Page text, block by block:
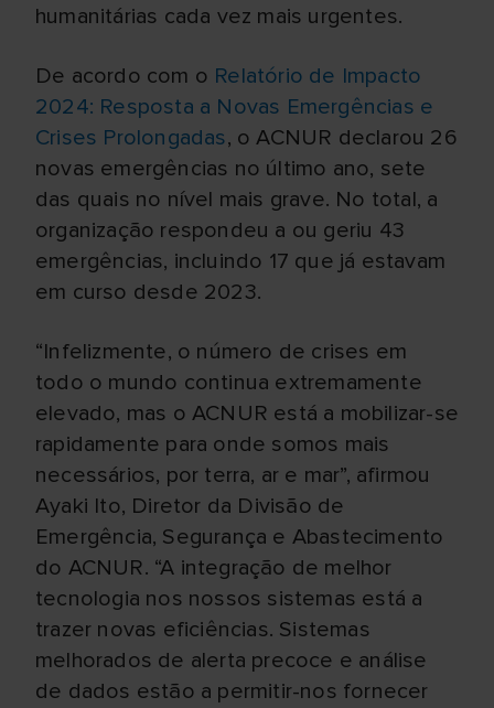
humanitárias cada vez mais urgentes.
De acordo com o Relatório de Impacto
2024: Resposta a Novas Emergências e
Crises Prolongadas, o ACNUR declarou 26
novas emergências no último ano, sete
das quais no nível mais grave. No total, a
organização respondeu a ou geriu 43
emergências, incluindo 17 que já estavam
em curso desde 2023.
“Infelizmente, o número de crises em
todo o mundo continua extremamente
elevado, mas o ACNUR está a mobilizar-se
rapidamente para onde somos mais
necessários, por terra, ar e mar”, afirmou
Ayaki Ito, Diretor da Divisão de
Emergência, Segurança e Abastecimento
do ACNUR. “A integração de melhor
tecnologia nos nossos sistemas está a
trazer novas eficiências. Sistemas
melhorados de alerta precoce e análise
de dados estão a permitir-nos fornecer